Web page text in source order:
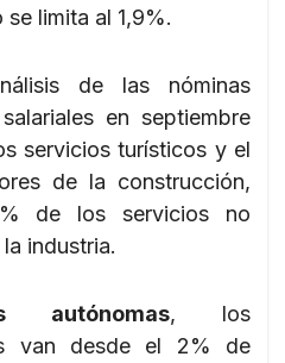
limita al 1,9%.
de las nóminas
en septiembre
servicios turísticos y el
de la construcción,
de los servicios no
industria.
autónomas, los
van desde el 2% de